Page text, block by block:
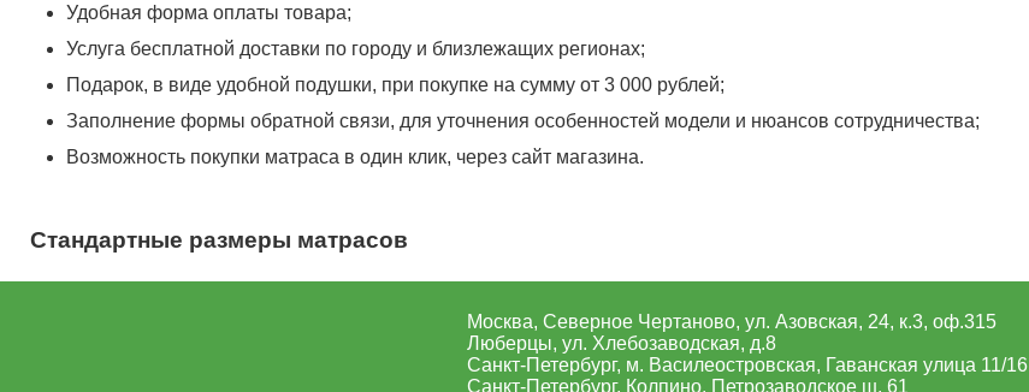
Удобная форма оплаты товара;
Услуга бесплатной доставки по городу и близлежащих регионах;
Подарок, в виде удобной подушки, при покупке на сумму от 3 000 рублей;
Заполнение формы обратной связи, для уточнения особенностей модели и нюансов сотрудничества;
Возможность покупки матраса в один клик, через сайт магазина.
Стандартные размеры матрасов
Москва, Северное Чертаново, ул. Азовская, 24, к.3, оф.315
Люберцы, ул. Хлебозаводская, д.8
Санкт-Петербург, м. Василеостровская, Гаванская улица 11/16
Санкт-Петербург, Колпино, Петрозаводское ш. 61